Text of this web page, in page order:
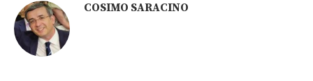
COSIMO SARACINO